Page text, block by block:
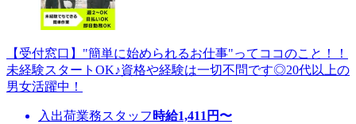
【受付窓口】"簡単に始められるお仕事"ってココのこと！！
未経験スタートOK♪資格や経験は一切不問です◎20代以上の
男女活躍中！
入出荷業務スタッフ 時給1,411 円〜